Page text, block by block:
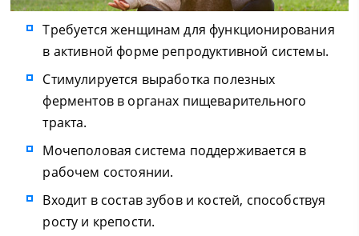
Требуется женщинам для функционирования
в активной форме репродуктивной системы.
Стимулируется выработка полезных
ферментов в органах пищеварительного
тракта.
Мочеполовая система поддерживается в
рабочем состоянии.
Входит в состав зубов и костей, способствуя
росту и крепости.